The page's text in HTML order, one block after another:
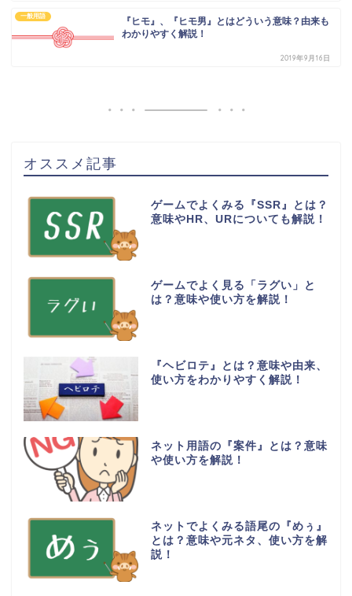
一般用語
『ヒモ』、『ヒモ男』とはどういう意味？由来も
わかりやすく解説！
2019年9月16日
オススメ記事
ゲームでよくみる『SSR』とは？
意味やHR、URについても解説！
ゲームでよく見る「ラグい」と
は？意味や使い方を解説！
『ヘビロテ』とは？意味や由来、
使い方をわかりやすく解説！
ネット用語の『案件』とは？意味
や使い方を解説！
ネットでよくみる語尾の『めぅ』
とは？意味や元ネタ、使い方を解
説！